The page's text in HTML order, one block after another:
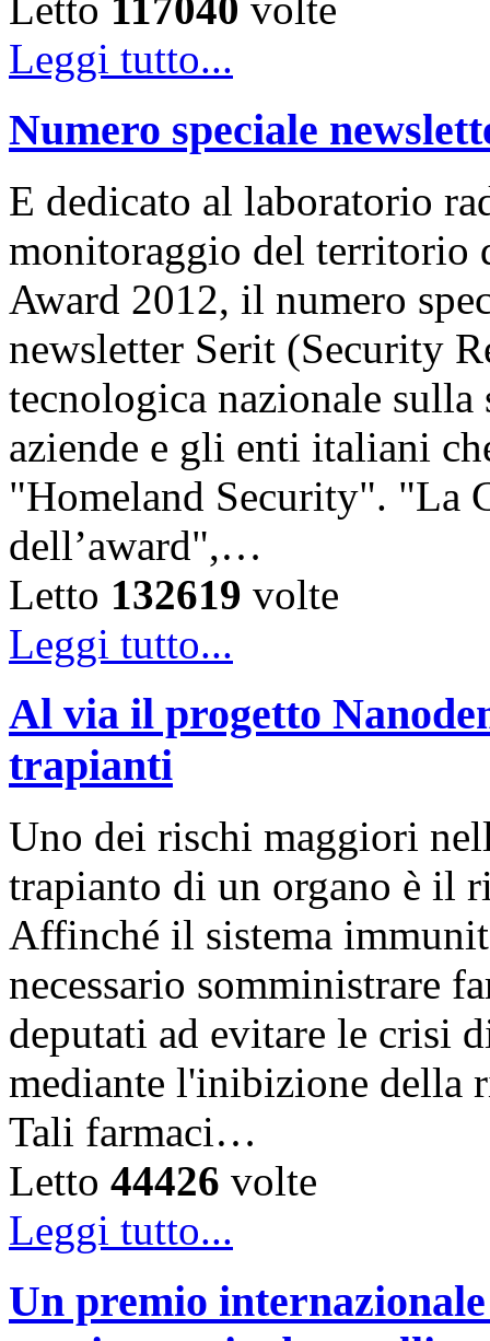
Leggi tutto...
Numero speciale
E dedicato al laboratorio
monitoraggio del
Award 2012, il numero
newsletter Serit (Security
tecnologica nazionale sulla
aziende e gli enti italiani
"Homeland Security". "La
dell’award",…
Letto 132619 volte
Leggi tutto...
Al via il progetto
trapianti
Uno dei rischi maggiori
trapianto di un organo è il
Affinché il sistema
necessario somministrare
deputati ad evitare le crisi
mediante l'inibizione della
Tali farmaci…
Letto 44426 volte
Leggi tutto...
Un premio